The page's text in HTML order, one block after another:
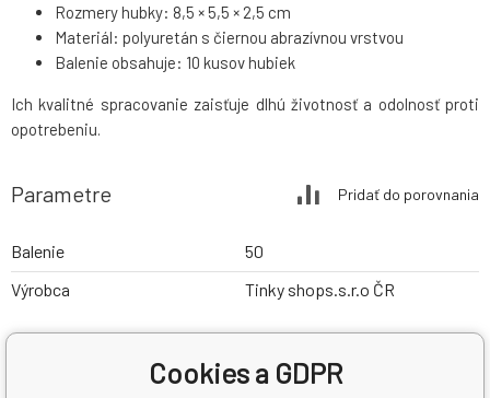
Rozmery hubky: 8,5 × 5,5 × 2,5 cm​
Materiál: polyuretán s čiernou abrazívnou vrstvou​
Balenie obsahuje: 10 kusov hubiek​
Ich kvalitné spracovanie zaisťuje dlhú životnosť a odolnosť proti
opotrebeniu.
Parametre Pridať do porovnania
Balenie
50
Výrobca
Tinky shops.s.r.o ČR
Súvisiace produktyCookies a GDPR